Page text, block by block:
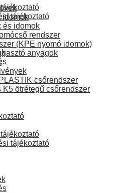
tájékoztató
idomok
és idomok
rendszer
(KPE nyomó idomok)
anyagok
csőrendszer
K5 ötrétegű csőrendszer
tájékoztató